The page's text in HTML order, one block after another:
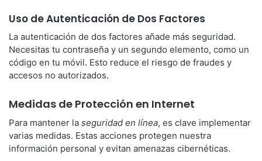
Uso de Autenticación de Dos Factores
La autenticación de dos factores añade más seguridad.
Necesitas tu contraseña y un segundo elemento, como un
código en tu móvil. Esto reduce el riesgo de fraudes y
accesos no autorizados.
Medidas de Protección en Internet
Para mantener la seguridad en línea, es clave implementar
varias medidas. Estas acciones protegen nuestra
información personal y evitan amenazas cibernéticas.